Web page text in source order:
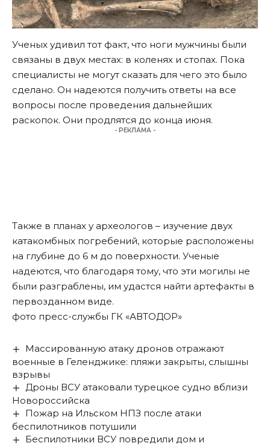
Ученых удивил тот факт, что ноги мужчины были
связаны в двух местах: в коленях и стопах. Пока
специалисты не могут сказать для чего это было
сделано. Он надеются получить ответы на все
вопросы после проведения дальнейших
раскопок. Они продлятся до конца июня.
- РЕКЛАМА -
Также в планах у археологов – изучение двух
катакомбных погребений, которые расположены
на глубине до 6 м до поверхности. Ученые
надеются, что благодаря тому, что эти могилы не
были разграблены, им удастся найти артефакты в
первозданном виде.
фото пресс-службы ГК «АВТОДОР»
Массированную атаку дронов отражают
военные в Геленджике: пляжи закрыты, слышны
взрывы
Дроны ВСУ атаковали турецкое судно вблизи
Новороссийска
Пожар на Ильском НПЗ после атаки
беспилотников потушили
Беспилотники ВСУ повредили дом и